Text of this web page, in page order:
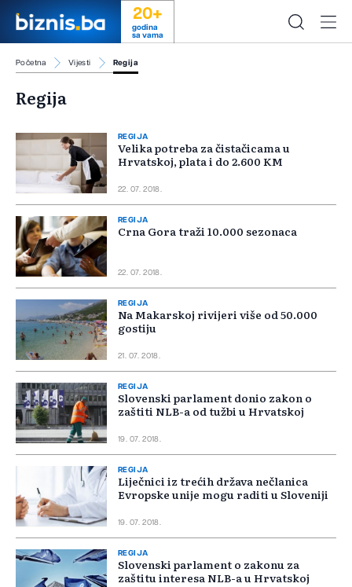
20+
godina
sa vama
Početna Vijesti Regija
Regija
REGIJA
Velika potreba za čistačicama u
Hrvatskoj, plata i do 2.600 KM
22. 07. 2018.
REGIJA
Crna Gora traži 10.000 sezonaca
22. 07. 2018.
REGIJA
Na Makarskoj rivijeri više od 50.000
gostiju
21. 07. 2018.
REGIJA
Slovenski parlament donio zakon o
zaštiti NLB-a od tužbi u Hrvatskoj
19. 07. 2018.
REGIJA
Liječnici iz trećih država nečlanica
Evropske unije mogu raditi u Sloveniji
19. 07. 2018.
REGIJA
Slovenski parlament o zakonu za
zaštitu interesa NLB-a u Hrvatskoj